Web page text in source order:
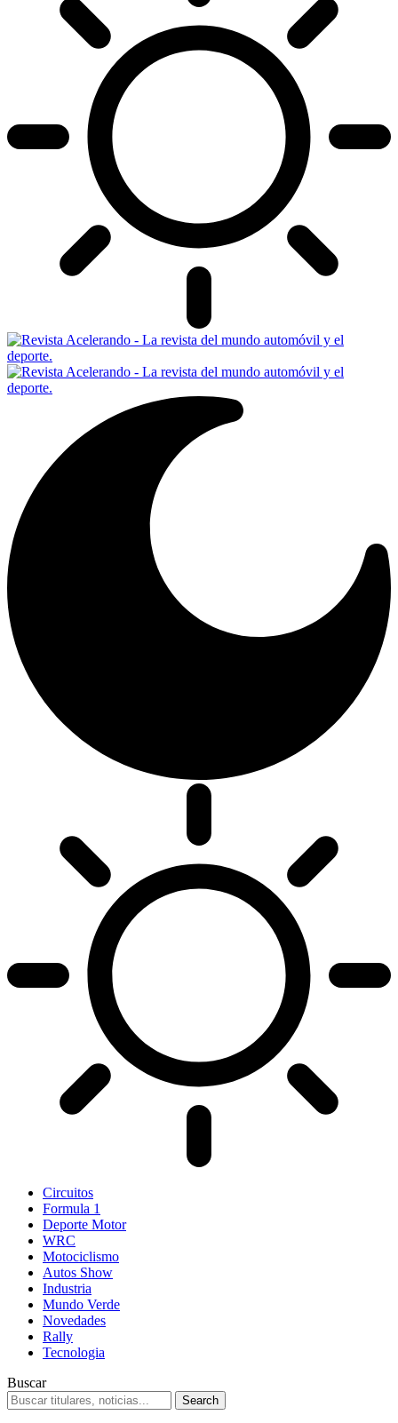
Circuitos
Formula 1
Deporte Motor
WRC
Motociclismo
Autos Show
Industria
Mundo Verde
Novedades
Rally
Tecnologia
Buscar